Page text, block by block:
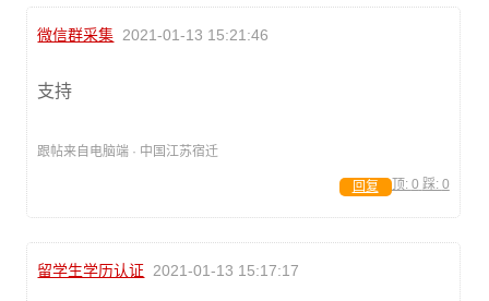
微信群采集 2021-01-13 15:21:46
支持
跟帖来自电脑端 · 中国江苏宿迁
顶: 0 踩: 0
回复
留学生学历认证 2021-01-13 15:17:17